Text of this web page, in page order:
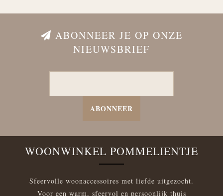
ABONNEER JE OP ONZE
NIEUWSBRIEF
ABONNEER
WOONWINKEL POMMELIENTJE
Sfeervolle woonaccessoires met liefde uitgezocht.
Voor een warm, sfeervol en persoonlijk thuis